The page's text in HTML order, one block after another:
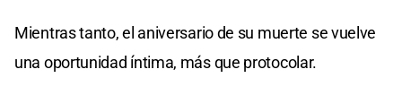
Mientras tanto, el aniversario de su muerte se vuelve
una oportunidad íntima, más que protocolar.